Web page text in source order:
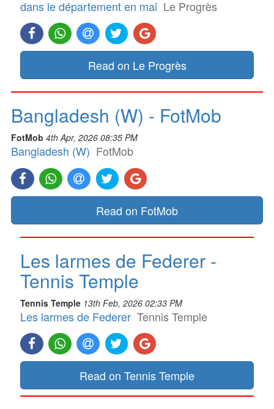
dans le département en mai Le Progrès
Read on Le Progrès
Bangladesh (W) - FotMob
FotMob 4th Apr, 2026 08:35 PM
Bangladesh (W) FotMob
Read on FotMob
Les larmes de Federer -
Tennis Temple
Tennis Temple 13th Feb, 2026 02:33 PM
Les larmes de Federer Tennis Temple
Read on Tennis Temple